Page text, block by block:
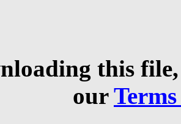
this
our